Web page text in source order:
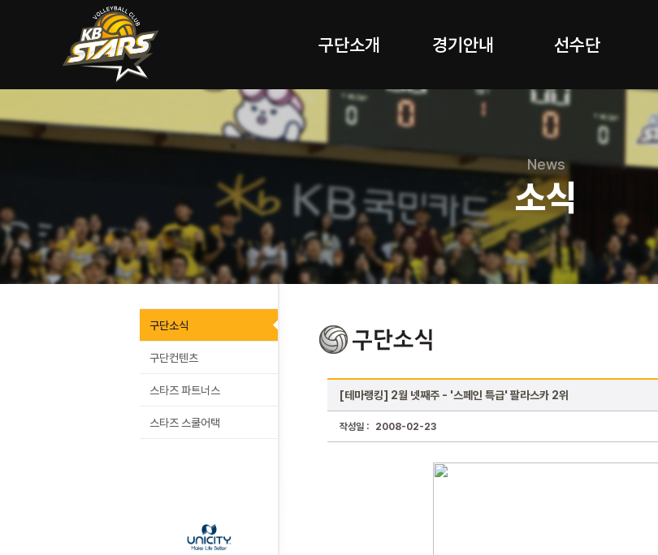
구단소개 경기안내 선수단
구단소식
구단컨텐츠
스타즈 파트너스
스타즈 스쿨어택
[테마랭킹] 2월 넷째주 - '스페인 특급' 팔라스카 2위
작성일 : 2008-02-23